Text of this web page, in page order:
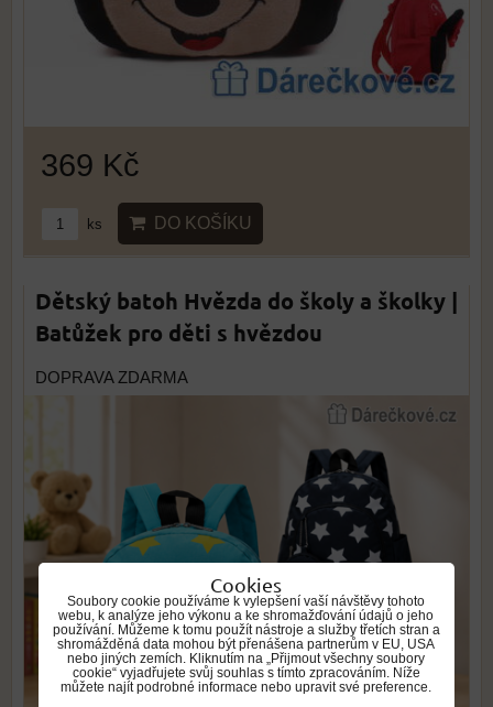
369 Kč
ks DO KOŠÍKU
Dětský batoh Hvězda do školy a školky |
Batůžek pro děti s hvězdou
DOPRAVA ZDARMA
Cookies
Soubory cookie používáme k vylepšení vaší návštěvy tohoto
webu, k analýze jeho výkonu a ke shromažďování údajů o jeho
používání. Můžeme k tomu použít nástroje a služby třetích stran a
shromážděná data mohou být přenášena partnerům v EU, USA
nebo jiných zemích. Kliknutím na „Přijmout všechny soubory
cookie“ vyjadřujete svůj souhlas s tímto zpracováním. Níže
můžete najít podrobné informace nebo upravit své preference.